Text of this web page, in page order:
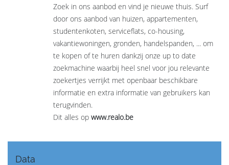
Zoek in ons aanbod en vind je nieuwe thuis. Surf
door ons aanbod van huizen, appartementen,
studentenkoten, serviceflats, co-housing,
vakantiewoningen, gronden, handelspanden, ... om
te kopen of te huren dankzij onze up to date
zoekmachine waarbij heel snel voor jou relevante
zoekertjes verrijkt met openbaar beschikbare
informatie en extra informatie van gebruikers kan
terugvinden.
Dit alles op www.realo.be
Data